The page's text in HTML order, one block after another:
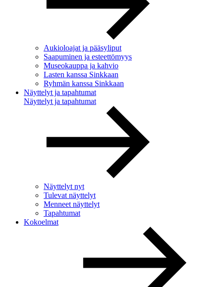
Aukioloajat ja pääsyliput
Saapuminen ja esteettömyys
Museokauppa ja kahvio
Lasten kanssa Sinkkaan
Ryhmän kanssa Sinkkaan
Näyttelyt ja tapahtumat
Näyttelyt ja tapahtumat
Näyttelyt nyt
Tulevat näyttelyt
Menneet näyttelyt
Tapahtumat
Kokoelmat